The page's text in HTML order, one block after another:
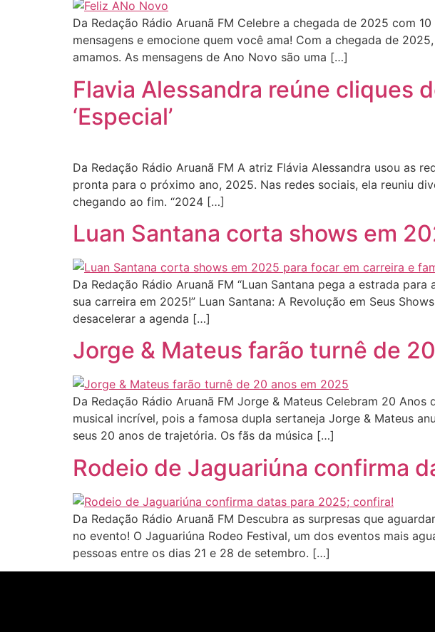
Da Redação Rádio Aruanã FM Celebre a chegada de 2025 com
mensagens e emocione quem você ama! Com a chegada de
amamos. As mensagens de Ano Novo são uma […]
Flavia Alessandra reúne cliques
‘Especial’
Da Redação Rádio Aruanã FM A atriz Flávia Alessandra usou as
pronta para o próximo ano, 2025. Nas redes sociais, ela reuniu
chegando ao fim. “2024 […]
Luan Santana corta shows em
Da Redação Rádio Aruanã FM “Luan Santana pega a estrada
sua carreira em 2025!” Luan Santana: A Revolução em Seus
desacelerar a agenda […]
Jorge & Mateus farão turnê de
Da Redação Rádio Aruanã FM Jorge & Mateus Celebram 20
musical incrível, pois a famosa dupla sertaneja Jorge & Mateus
seus 20 anos de trajetória. Os fãs da música […]
Rodeio de Jaguariúna confirma
Da Redação Rádio Aruanã FM Descubra as surpresas que
no evento! O Jaguariúna Rodeo Festival, um dos eventos mais
pessoas entre os dias 21 e 28 de setembro. […]